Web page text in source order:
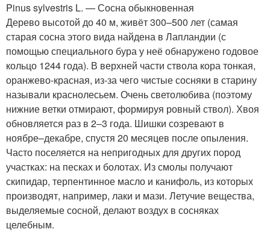
Pinus sylvestris L. — Сосна обыкновенная
Дерево высотой до 40 м, живёт 300–500 лет (самая
старая сосна этого вида найдена в Лапландии (с
помощью специального бура у неё обнаружено годовое
кольцо 1244 года). В верхней части ствола кора тонкая,
оранжево-красная, из-за чего чистые сосняки в старину
называли краснолесьем. Очень светолюбива (поэтому
нижние ветки отмирают, формируя ровный ствол). Хвоя
обновляется раз в 2–3 года. Шишки созревают в
ноябре–декабре, спустя 20 месяцев после опыления.
Часто поселяется на непригодных для других пород
участках: на песках и болотах. Из смолы получают
скипидар, терпентинное масло и канифоль, из которых
производят, например, лаки и мази. Летучие вещества,
выделяемые сосной, делают воздух в сосняках
целебным.